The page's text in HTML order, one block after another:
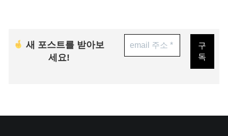
새 포스트를 받아보
세요!